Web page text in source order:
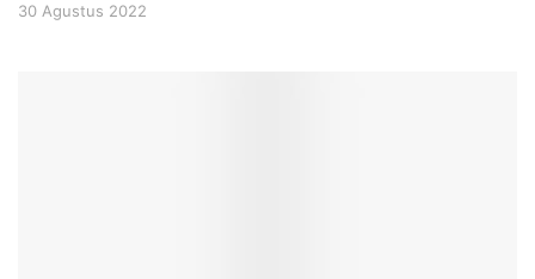
30 Agustus 2022